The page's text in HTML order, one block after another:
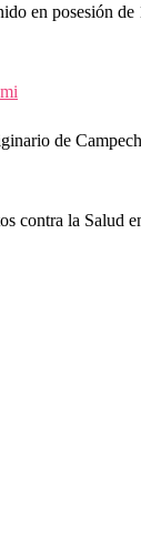
en posesión
de
contra la Salud